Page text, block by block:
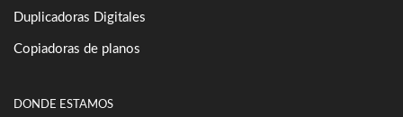
Duplicadoras Digitales
Copiadoras de planos
DONDE ESTAMOS